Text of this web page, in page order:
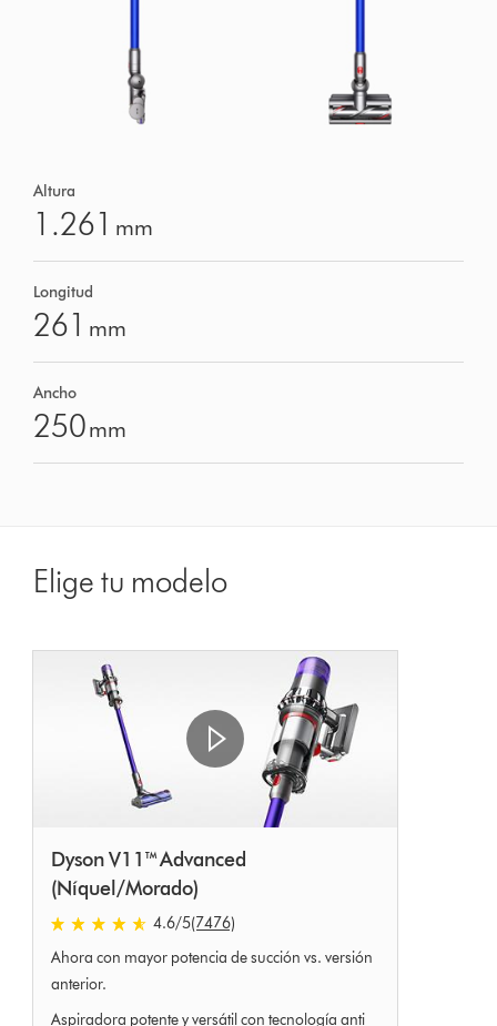
Altura
1.261 mm
Longitud
261 mm
Ancho
250mm
Elige tu modelo
Dyson V11™ Advanced
(Níquel/Morado)
4.6 estrellas de 5 de 7476 Ratings
4.6/5(7476)
Ahora con mayor potencia de succión vs. versión
anterior.
Aspiradora potente y versátil con tecnología anti